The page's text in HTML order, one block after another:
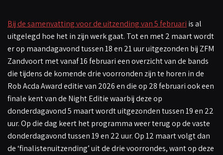
Bij de samenvatting voor de uitzending van 5 februari is al
uitgelegd hoe het in zijn werk gaat. Tot en met 2 maart wordt
er op maandagavond tussen 18 en 21 uur uitgezonden bij ZFM
Zandvoort met vanaf 16 februari een overzicht van de bands
die tijdens de komende drie voorronden zijn te horen in de
Rob Acda Award editie van 2026 en die op 28 februari ook een
finale kent van de Night Editie waarbij deze op
donderdagavond 5 maart wordt uitgezonden tussen 19 en 22
uur. Op die dag keert het programma weer terug op de vaste
donderdagavond tussen 19 en 22 uur. Op 12 maart volgt dan
de ‘finalistenuitzending’ uit de drie voorrondes, want op deze